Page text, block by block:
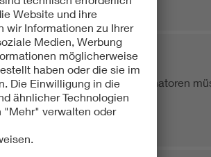
Die Prozesskoordinatoren